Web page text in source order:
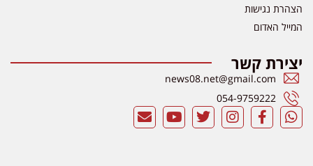
הצהרת נגישות
המייל האדום
יצירת קשר
news08.net@gmail.com
054-9759222